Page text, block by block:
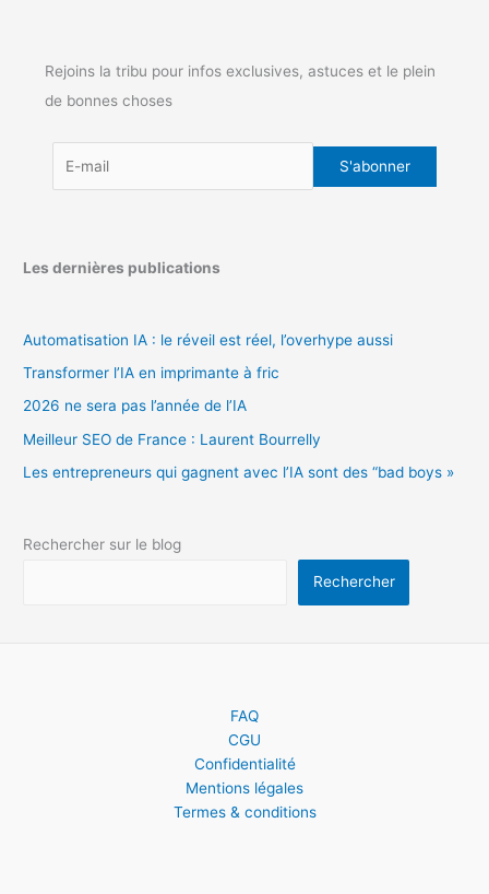
Rejoins la tribu pour infos exclusives, astuces et le plein
de bonnes choses
Les dernières publications
Automatisation IA : le réveil est réel, l’overhype aussi
Transformer l’IA en imprimante à fric
2026 ne sera pas l’année de l’IA
Meilleur SEO de France : Laurent Bourrelly
Les entrepreneurs qui gagnent avec l’IA sont des “bad boys »
Rechercher sur le blog
Rechercher
FAQ
CGU
Confidentialité
Mentions légales
Termes & conditions